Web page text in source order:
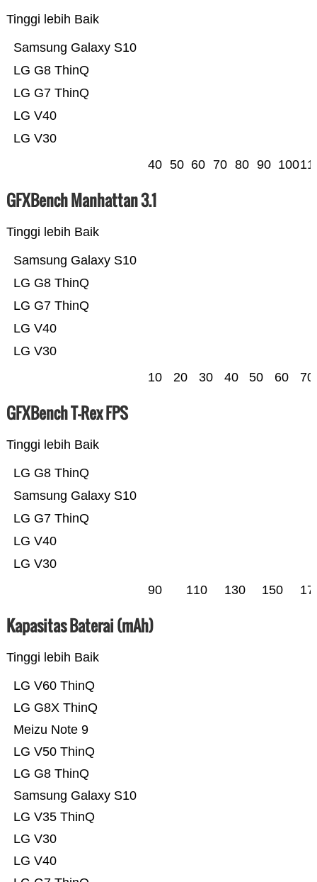
Tinggi lebih Baik
LG V30
LG V40
LG G7 ThinQ
LG G8 ThinQ
Samsung Galaxy S10
40 50 60 70 80 90 100
GFXBench Manhattan 3.1
Tinggi lebih Baik
LG V30
LG V40
LG G7 ThinQ
LG G8 ThinQ
Samsung Galaxy S10
10 20 30 40 50 60 70
GFXBench T-Rex FPS
Tinggi lebih Baik
LG V30
LG V40
LG G7 ThinQ
Samsung Galaxy S10
LG G8 ThinQ
90 110 130 150
Kapasitas Baterai (mAh)
Tinggi lebih Baik
LG V40
LG V30
LG V35 ThinQ
Samsung Galaxy S10
LG G8 ThinQ
LG V50 ThinQ
Meizu Note 9
LG G8X ThinQ
LG V60 ThinQ